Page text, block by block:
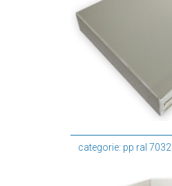
categorie: pp ral 7032